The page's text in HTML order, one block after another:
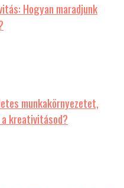
Hogyan maradjunk
munkakörnyezetet,
kreativitásod?